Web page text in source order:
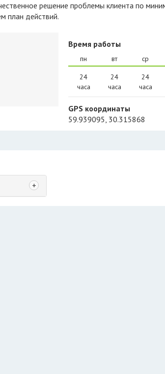
решение проблемы клиента по
план действий.
Время работы
пн
24
часа
вт
24
часа
ср
24
часа
GPS координаты
59.939095, 30.315868
+